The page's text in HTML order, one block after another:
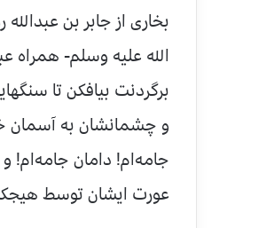
بخاری از جابر بن
الله علیه وسلم- همراه
برگردنت بیافکن تا
و چشمانشان به آسمان
جامه‌ام! دامان جامه‌ام!
عورت ایشان توسط